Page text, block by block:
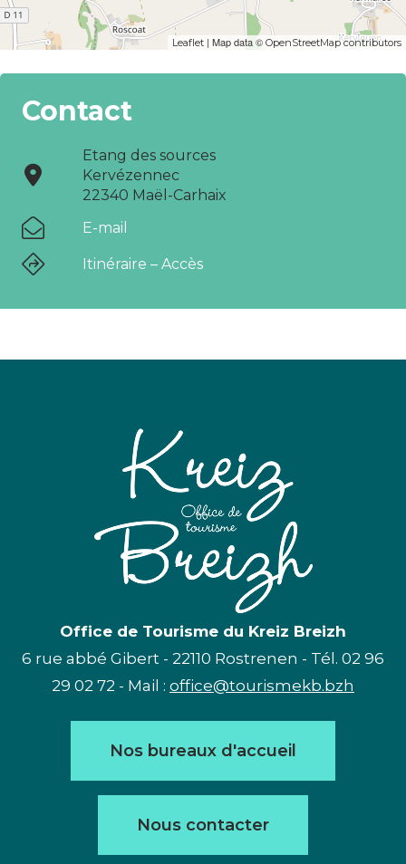
Leaflet | Map data © OpenStreetMap contributors
Contact
Etang des sources
Kervézennec
22340 Maël-Carhaix
E-mail
Itinéraire – Accès
Office de Tourisme du Kreiz Breizh
6 rue abbé Gibert - 22110 Rostrenen - Tél. 02 96
29 02 72 - Mail : office@tourismekb.bzh
Nos bureaux d'accueil
Nous contacter